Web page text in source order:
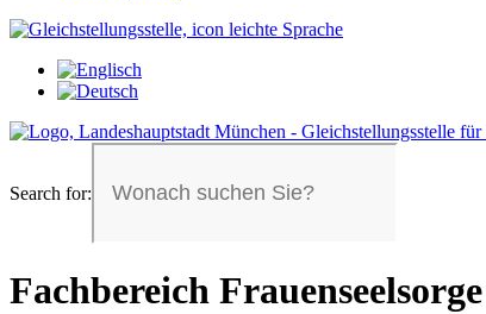
Search for:
Fachbereich Frauenseelsorge